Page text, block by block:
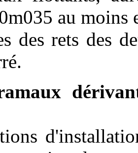
au moins
des rets des